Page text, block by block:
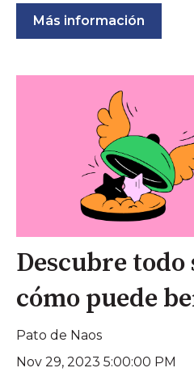
Más información
Descubre todo
cómo puede
Pato de Naos
Nov 29, 2023 5:00:00 PM